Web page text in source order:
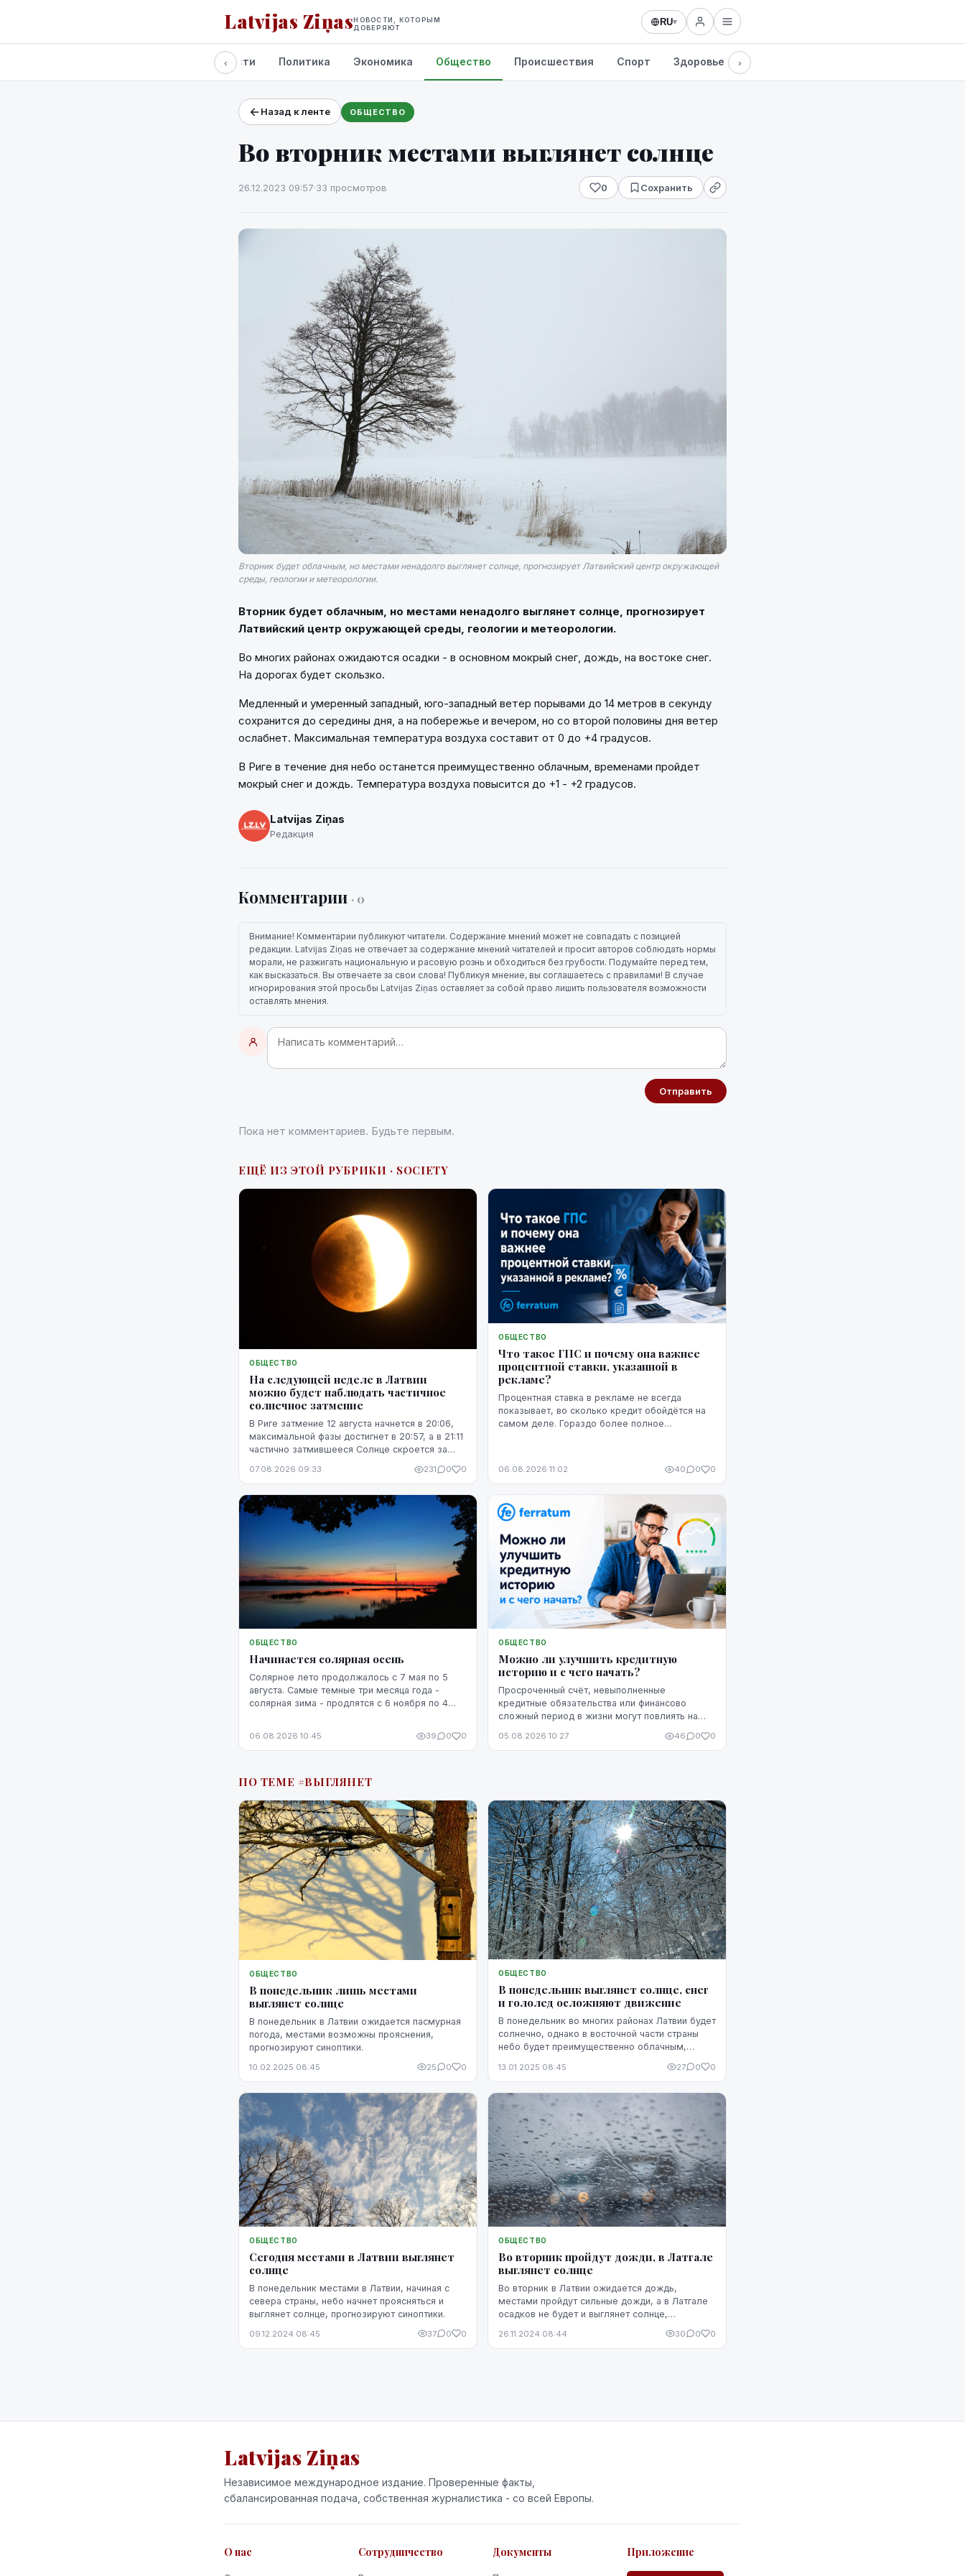
Latvijas ZiņasНОВОСТИ, КОТОРЫМ
ДОВЕРЯЮТ
RU▾
Проекты и сервисы
‹
Все новости Политика Экономика Общество Происшествия Спорт Здоровье Культура
›
Назад к ленте ОБЩЕСТВО
Во вторник местами выглянет солнце
26.12.2023 09:57·33 просмотров 0 Сохранить
Вторник будет облачным, но местами ненадолго выглянет солнце, прогнозирует Латвийский центр окружающей
среды, геологии и метеорологии.
Вторник будет облачным, но местами ненадолго выглянет солнце, прогнозирует
Латвийский центр окружающей среды, геологии и метеорологии.
Во многих районах ожидаются осадки - в основном мокрый снег, дождь, на востоке снег.
На дорогах будет скользко.
Медленный и умеренный западный, юго-западный ветер порывами до 14 метров в секунду
сохранится до середины дня, а на побережье и вечером, но со второй половины дня ветер
ослабнет. Максимальная температура воздуха составит от 0 до +4 градусов.
В Риге в течение дня небо останется преимущественно облачным, временами пройдет
мокрый снег и дождь. Температура воздуха повысится до +1 - +2 градусов.
Latvijas Ziņas
Редакция
Комментарии · 0
Внимание! Комментарии публикуют читатели. Содержание мнений может не совпадать с позицией
редакции. Latvijas Ziņas не отвечает за содержание мнений читателей и просит авторов соблюдать нормы
морали, не разжигать национальную и расовую рознь и обходиться без грубости. Подумайте перед тем,
как высказаться. Вы отвечаете за свои слова! Публикуя мнение, вы соглашаетесь с правилами! В случае
игнорирования этой просьбы Latvijas Ziņas оставляет за собой право лишить пользователя возможности
оставлять мнения.
Отправить
Пока нет комментариев. Будьте первым.
ЕЩЁ ИЗ ЭТОЙ РУБРИКИ · SOCIETY
ОБЩЕСТВО
На следующей неделе в Латвии
можно будет наблюдать частичное
солнечное затмение
В Риге затмение 12 августа начнется в 20:06,
максимальной фазы достигнет в 20:57, а в 21:11
частично затмившееся Солнце скроется за
07.08.2026 09:33 231 0 0
ОБЩЕСТВО
Что такое ГПС и почему она важнее
процентной ставки, указанной в
рекламе?
Процентная ставка в рекламе не всегда
показывает, во сколько кредит обойдётся на
самом деле. Гораздо более полное
06.08.2026 11:02 40 0 0
ОБЩЕСТВО
Начинается солярная осень
Солярное лето продолжалось с 7 мая по 5
августа. Самые темные три месяца года -
солярная зима - продлятся с 6 ноября по 4
06.08.2026 10:45 39 0 0
ОБЩЕСТВО
Можно ли улучшить кредитную
историю и с чего начать?
Просроченный счёт, невыполненные
кредитные обязательства или финансово
сложный период в жизни могут повлиять на
негативная запись не означает, что ситуацию
действия.
05.08.2026 10:27 46 0 0
ПО ТЕМЕ #ВЫГЛЯНЕТ
ОБЩЕСТВО
В понедельник лишь местами
выглянет солнце
В понедельник в Латвии ожидается пасмурная
погода, местами возможны прояснения,
прогнозируют синоптики.
10.02.2025 08:45 25 0 0
ОБЩЕСТВО
В понедельник выглянет солнце, снег
и гололед осложняют движение
В понедельник во многих районах Латвии будет
солнечно, однако в восточной части страны
небо будет преимущественно облачным,
13.01.2025 08:45 27 0 0
ОБЩЕСТВО
Сегодня местами в Латвии выглянет
солнце
В понедельник местами в Латвии, начиная с
севера страны, небо начнет проясняться и
выглянет солнце, прогнозируют синоптики.
09.12.2024 08:45 37 0 0
ОБЩЕСТВО
Во вторник пройдут дожди, в Латгале
выглянет солнце
Во вторник в Латвии ожидается дождь,
местами пройдут сильные дожди, а в Латгале
осадков не будет и выглянет солнце,
26.11.2024 08:44 30 0 0
Latvijas Ziņas
Независимое международное издание. Проверенные факты,
сбалансированная подача, собственная журналистика - со всей Европы.
О нас Сотрудничество Документы Приложение